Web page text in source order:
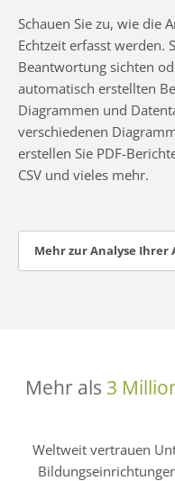
Schauen Sie zu, wie die
Echtzeit erfasst werden.
Beantwortung sichten
automatisch erstellten
Diagrammen und
verschiedenen
erstellen Sie PDF-
CSV und vieles mehr.
Mehr zur Analyse
Mehr als 3
Weltweit vertrauen